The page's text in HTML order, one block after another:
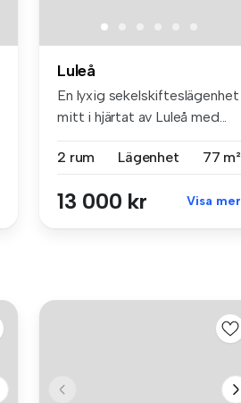
Luleå
En lyxig sekelskifteslägenhet
mitt i hjärtat av Luleå med...
2 rum Lägenhet 77 m²
13 000 kr Visa mer